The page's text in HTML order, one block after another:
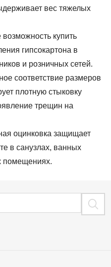
вес тяжелых
купить
гипсокартона в
и розничных сетей.
соответствие размеров
плотную стыковку
трещин на
оцинковка защищает
в санузлах, ванных
помещениях.